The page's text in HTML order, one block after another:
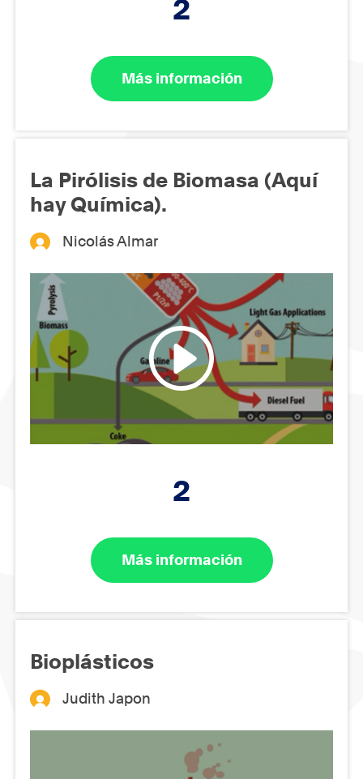
2
Más información
La Pirólisis de Biomasa (Aquí
hay Química).
Nicolás Almar
2
Más información
Bioplásticos
Judith Japon